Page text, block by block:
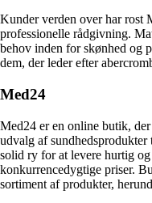
Kunder verden over har rost
professionelle rådgivning.
behov inden for skønhed og
dem, der leder efter
Med24
Med24 er en online butik,
udvalg af
solid ry for at levere hurtig
konkurrencedygtige priser.
sortiment af produkter,